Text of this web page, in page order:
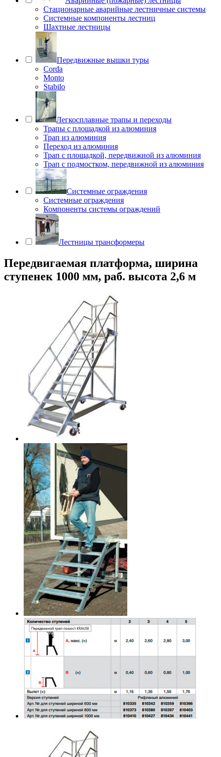
Стационарные аварийные лестничные системы
Системные компоненты лестниц
Шахтные лестницы
Передвижные вышки туры
Corda
Monto
Stabilo
Легкосплавные трапы и переходы
Трапы с площадкой из алюминия
Трап из алюминия
Переход из алюминия
Трап с площадкой, передвижной из алюминия
Трап с подмостком, передвижной из алюминия
Системные ограждения
Системные ограждения
Компоненты системы ограждений
Лестницы трансформеры
Передвигаемая платформа, ширина
ступенек 1000 мм, раб. высота 2,6 м